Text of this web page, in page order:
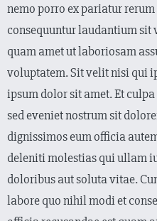
nemo porro ex pariatur
consequuntur laudantium sit
quam amet ut laboriosam
voluptatem. Sit velit nisi qui
ipsum dolor sit amet. Et
sed eveniet nostrum sit
dignissimos eum officia
deleniti molestias qui ullam
doloribus aut soluta vitae.
labore quo nihil modi et